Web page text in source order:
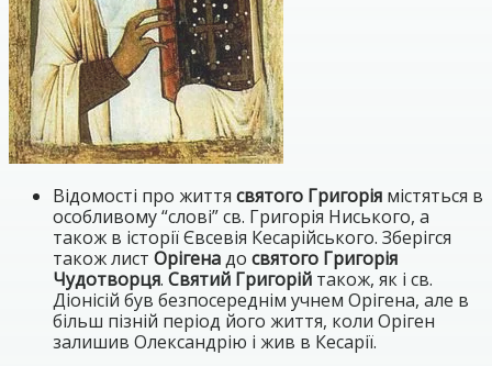
Відомості про життя святого Григорія містяться в
особливому “слові” св. Григорія Ниського, а
також в історії Євсевія Кесарійського. Зберігся
також лист Орігенадо святого Григорія
Чудотворця. Святий Григорій також, як і св.
Діонісій був безпосереднім учнем Орігена, але в
більш пізній період його життя, коли Оріген
залишив Олександрію і жив в Кесарії.